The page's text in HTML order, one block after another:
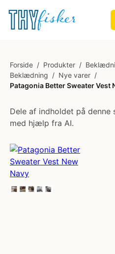
Forside / Produkter /
Beklædning / Nye varer /
Patagonia Better Sweater Vest
Dele af indholdet på
med hjælp fra AI.